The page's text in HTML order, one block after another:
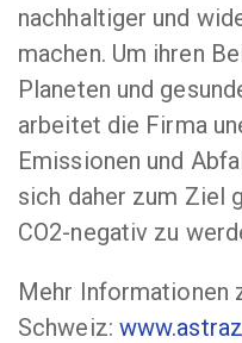
nachhaltiger und
machen. Um ihren
Planeten und
arbeitet die Firma
Emissionen und
sich daher zum Ziel
CO2-negativ zu
Mehr Informationen
Schweiz: